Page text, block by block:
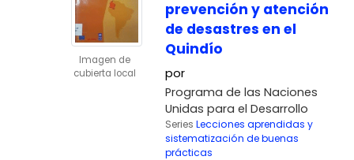
Imagen de
cubierta local
prevención y atención
de desastres en el
Quindío
por
Programa de las Naciones
Unidas para el Desarrollo
Series Lecciones aprendidas y
sistematización de buenas
prácticas